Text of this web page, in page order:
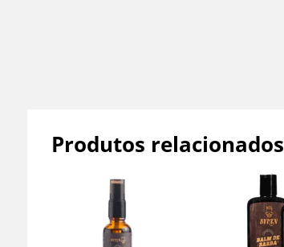
Produtos relacionados